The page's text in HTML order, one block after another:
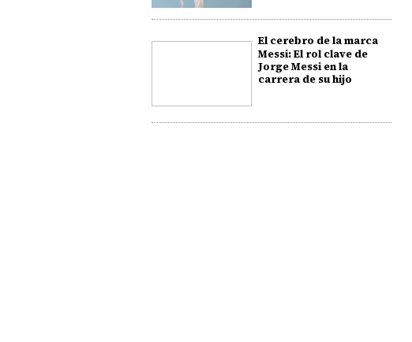
El cerebro de la marca
Messi: El rol clave de
Jorge Messi en la
carrera de su hijo